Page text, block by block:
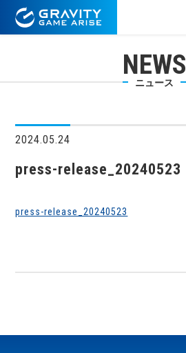
NEWS
ニュース
2024.05.24
press-release_20240523
press-release_20240523